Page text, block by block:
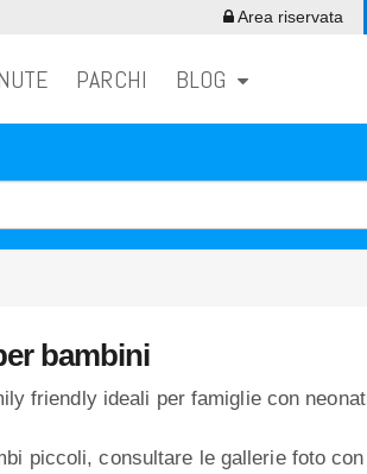
Area riservata
PARCHI BLOG
bambini
friendly ideali per famiglie con
piccoli, consultare le gallerie foto